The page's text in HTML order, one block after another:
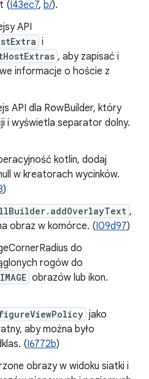
(I43ec7, b/).
API
i
, aby zapisać i
informacje o hoście z
API dla RowBuilder, który
i wyświetla separator dolny.
kotlin, dodaj
w kreatorach wycinków.
)
,
obraz w komórce. (I09d97)
do
rogów do
obrazów lub ikon.
jako
aby można było
(I6772b)
obrazy w widoku siatki i